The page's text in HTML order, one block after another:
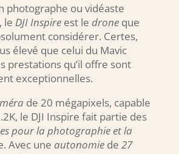
photographe ou vidéaste
le DJI Inspireest le droneque
considérer. Certes,
élevé que celui du Mavic
prestations qu’il offre sont
exceptionnelles.
de 20 mégapixels, capable
le DJI Inspire fait partie des
pour la photographie et la
Avec une autonomiede 27